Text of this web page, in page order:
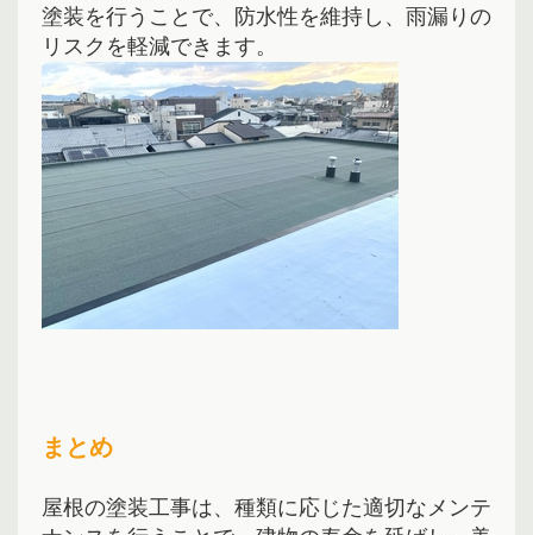
塗装を行うことで、防水性を維持し、雨漏りの
リスクを軽減できます。
まとめ
屋根の塗装工事は、種類に応じた適切なメンテ